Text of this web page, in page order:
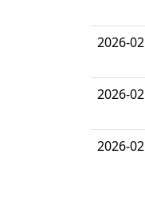
2026-02
2026-02
2026-02